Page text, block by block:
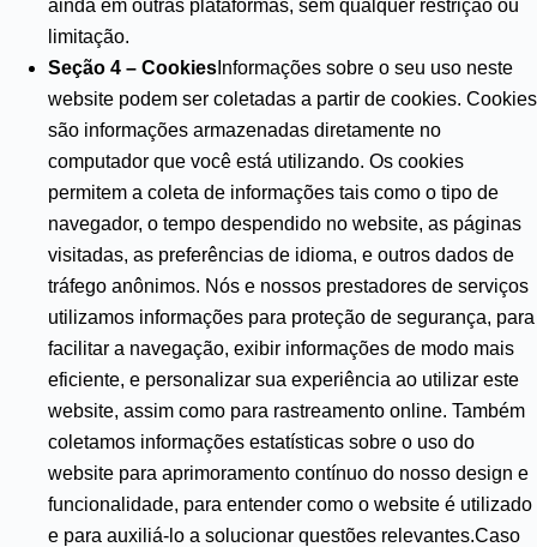
ainda em outras plataformas, sem qualquer restrição ou
limitação.
Seção 4 – Cookies Informações sobre o seu uso neste
website podem ser coletadas a partir de cookies. Cookies
são informações armazenadas diretamente no
computador que você está utilizando. Os cookies
permitem a coleta de informações tais como o tipo de
navegador, o tempo despendido no website, as páginas
visitadas, as preferências de idioma, e outros dados de
tráfego anônimos. Nós e nossos prestadores de serviços
utilizamos informações para proteção de segurança, para
facilitar a navegação, exibir informações de modo mais
eficiente, e personalizar sua experiência ao utilizar este
website, assim como para rastreamento online. Também
coletamos informações estatísticas sobre o uso do
website para aprimoramento contínuo do nosso design e
funcionalidade, para entender como o website é utilizado
e para auxiliá-lo a solucionar questões relevantes.Caso